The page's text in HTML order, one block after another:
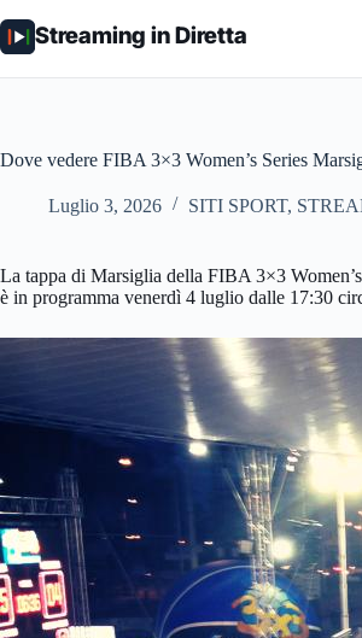
al
contenuto
Streaming in Diretta
Dove vedere FIBA 3×3 Women’s Series
Luglio 3, 2026 SITI SPORT,
La tappa di Marsiglia della FIBA 3×3
è in programma venerdì 4 luglio dalle 17:30